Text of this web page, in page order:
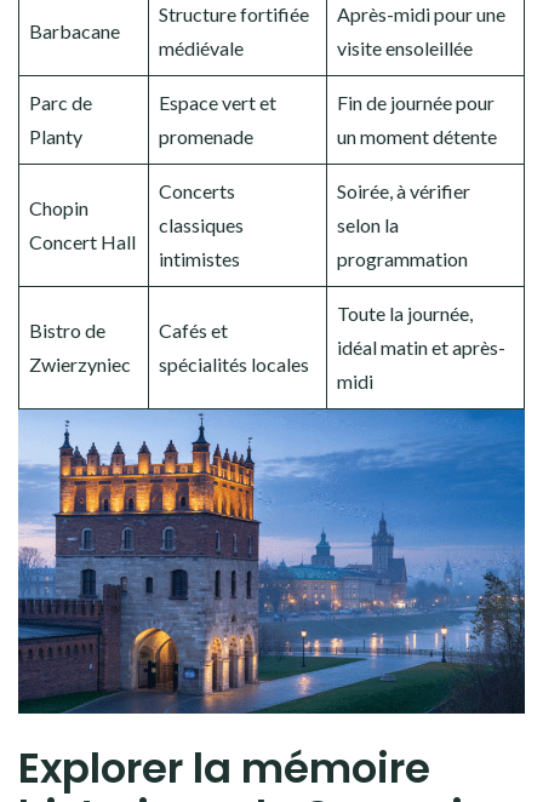
Barbacane
Structure fortifiée
médiévale
Après-midi pour une
visite ensoleillée
Parc de
Planty
Espace vert et
promenade
Fin de journée pour
un moment détente
Chopin
Concert Hall
Concerts
classiques
intimistes
Soirée, à vérifier
selon la
programmation
Bistro de
Zwierzyniec
Cafés et
spécialités locales
Toute la journée,
idéal matin et après-
midi
Explorer la mémoire